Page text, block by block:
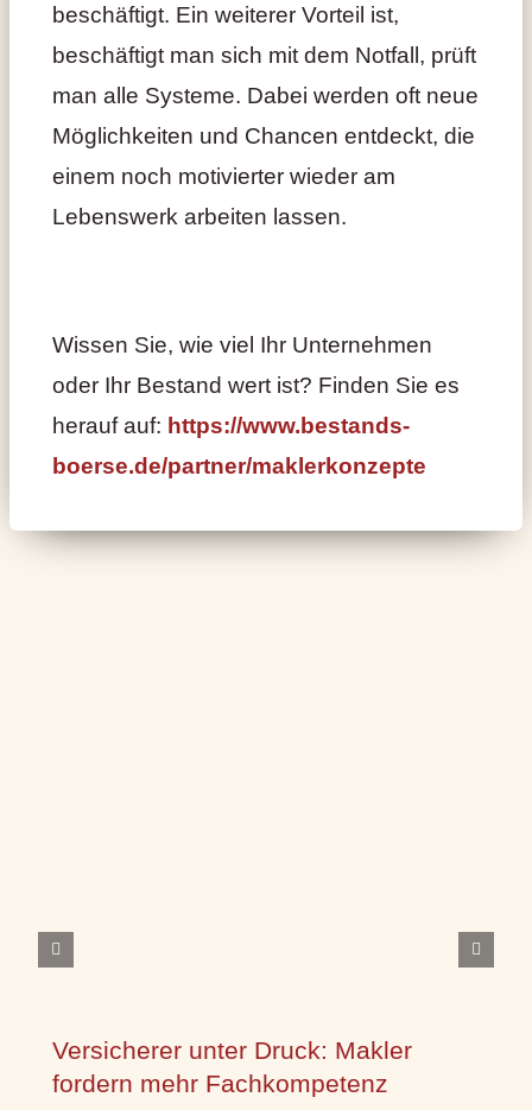
beschäftigt. Ein weiterer Vorteil ist,
beschäftigt man sich mit dem Notfall, prüft
man alle Systeme. Dabei werden oft neue
Möglichkeiten und Chancen entdeckt, die
einem noch motivierter wieder am
Lebenswerk arbeiten lassen.
Wissen Sie, wie viel Ihr Unternehmen
oder Ihr Bestand wert ist? Finden Sie es
herauf auf: https://www.bestands-
boerse.de/partner/maklerkonzepte
Versicherer unter Druck: Makler
fordern mehr Fachkompetenz